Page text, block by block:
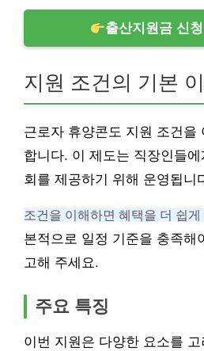
출산지원금 신청
지원 조건의 기본
근로자 휴양콘도 지원 조건을
합니다. 이 제도는 직장인들
회를 제공하기 위해 운영됩니
조건을 이해하면 혜택을 더 쉽게
본적으로 일정 기준을 충족해
고해 주세요.
주요 특징
이번 지원은 다양한 요소를